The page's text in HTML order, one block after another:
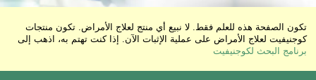
تكون الصفحة هذه للعلم فقط. لا نبيع أي منتج لعلاج الأمراض. تكون منتجات
كوجنيفيت لعلاج الأمراض على عملية الإثبات الآن. إذا كنت تهتم به، اذهب إلى
برنامج البحث لكوجنيفيت